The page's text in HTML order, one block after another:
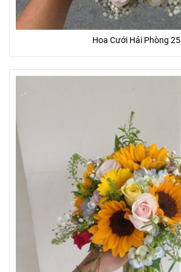
Hoa Cưới Hải Phòng 25